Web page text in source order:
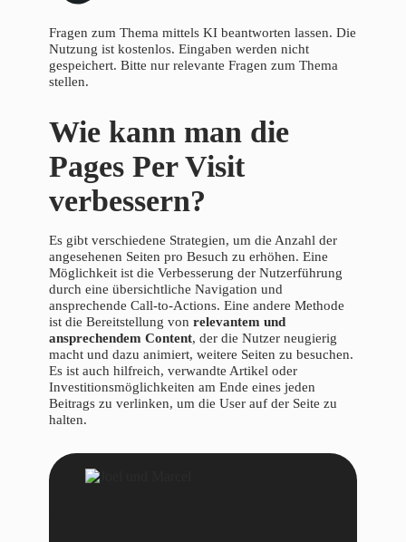
Fragen zum Thema mittels KI beantworten lassen. Die
Nutzung ist kostenlos. Eingaben werden nicht
gespeichert. Bitte nur relevante Fragen zum Thema
stellen.
Wie kann man die
Pages Per Visit
verbessern?
Es gibt verschiedene Strategien, um die Anzahl der
angesehenen Seiten pro Besuch zu erhöhen. Eine
Möglichkeit ist die Verbesserung der Nutzerführung
durch eine übersichtliche Navigation und
ansprechende Call-to-Actions. Eine andere Methode
ist die Bereitstellung von relevantem und
ansprechendem Content, der die Nutzer neugierig
macht und dazu animiert, weitere Seiten zu besuchen.
Es ist auch hilfreich, verwandte Artikel oder
Investitionsmöglichkeiten am Ende eines jeden
Beitrags zu verlinken, um die User auf der Seite zu
halten.